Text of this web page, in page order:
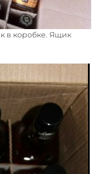
в коробке. Ящик